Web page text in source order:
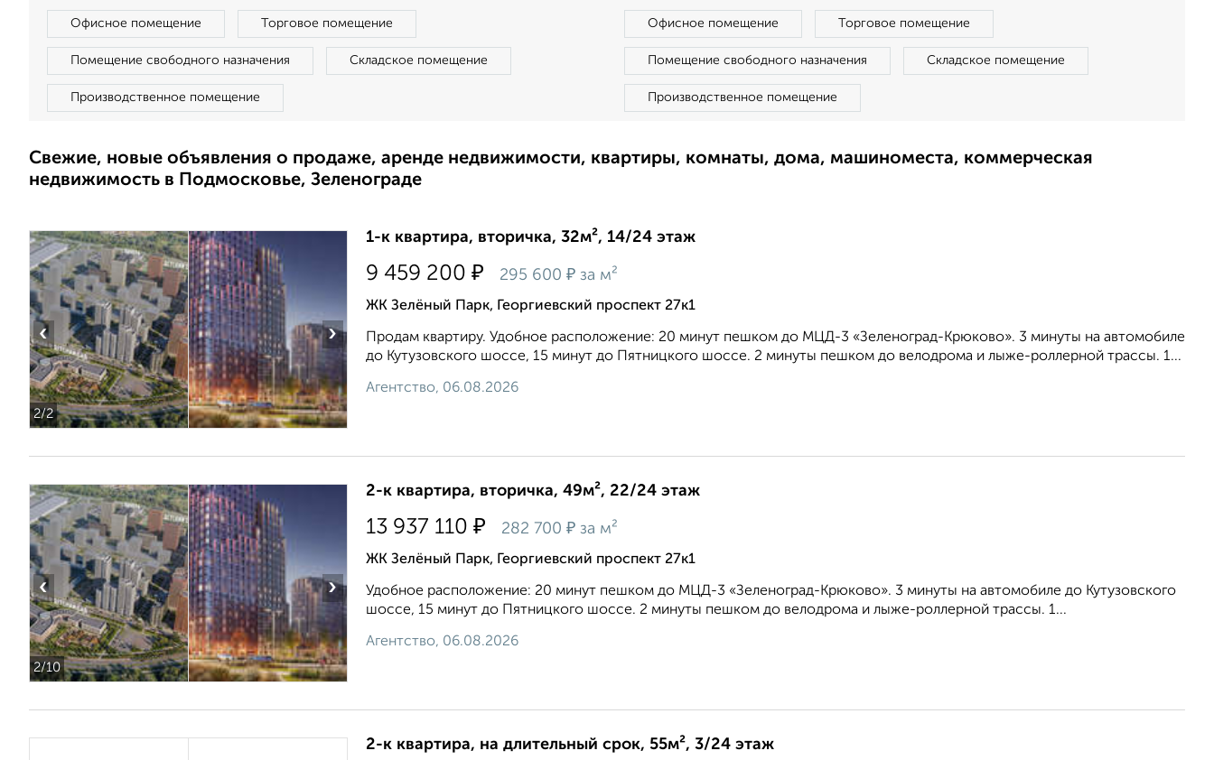
Офисное помещение Торговое помещение
Помещение свободного назначения Складское помещение
Производственное помещение
Офисное помещение Торговое помещение
Помещение свободного назначения Складское помещение
Производственное помещение
Свежие, новые объявления о продаже, аренде недвижимости, квартиры, комнаты, дома, машиноместа, коммерческая
недвижимость в Подмосковье, Зеленограде
2/2
‹ ›
1-к квартира, вторичка, 32м², 14/24 этаж
9 459 200 ₽ 295 600 ₽ за м²
ЖК Зелёный Парк, Георгиевский проспект 27к1
Продам квартиру. Удобное расположение: 20 минут пешком до МЦД-3 «Зеленоград-Крюково». 3 минуты на автомобиле
до Кутузовского шоссе, 15 минут до Пятницкого шоссе. 2 минуты пешком до велодрома и лыже-роллерной трассы. 1...
Агентство, 06.08.2026
2/10
‹ ›
2-к квартира, вторичка, 49м², 22/24 этаж
13 937 110 ₽ 282 700 ₽ за м²
ЖК Зелёный Парк, Георгиевский проспект 27к1
Удобное расположение: 20 минут пешком до МЦД-3 «Зеленоград-Крюково». 3 минуты на автомобиле до Кутузовского
шоссе, 15 минут до Пятницкого шоссе. 2 минуты пешком до велодрома и лыже-роллерной трассы. 1...
Агентство, 06.08.2026
2-к квартира, на длительный срок, 55м², 3/24 этаж